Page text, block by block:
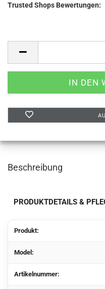
Trusted Shops Bewertungen:
Beschreibung
PRODUKTDETAILS &
Produkt:
Model:
Artikelnummer: